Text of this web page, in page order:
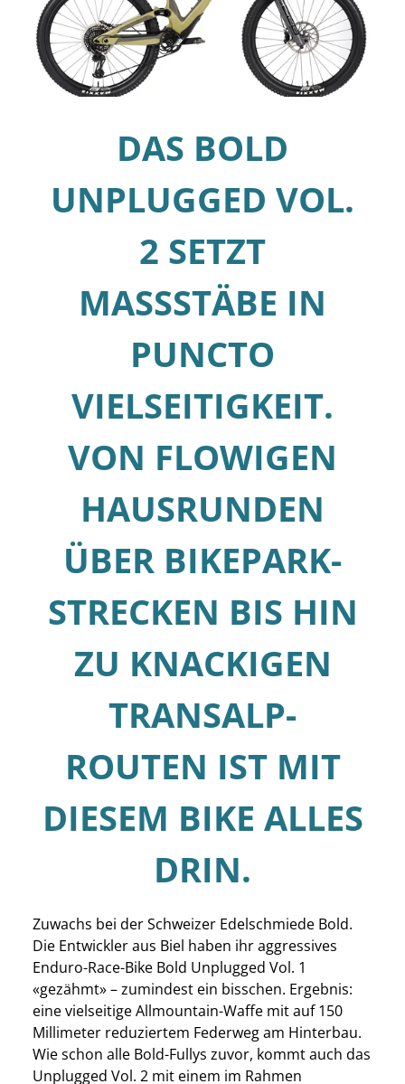
DAS BOLD
UNPLUGGED VOL.
2 SETZT
MASSSTÄBE IN
PUNCTO
VIELSEITIGKEIT.
VON FLOWIGEN
HAUSRUNDEN
ÜBER BIKEPARK-
STRECKEN BIS HIN
ZU KNACKIGEN
TRANSALP-
ROUTEN IST MIT
DIESEM BIKE ALLES
DRIN.
Zuwachs bei der Schweizer Edelschmiede Bold.
Die Entwickler aus Biel haben ihr aggressives
Enduro-Race-Bike Bold Unplugged Vol. 1
«gezähmt» – zumindest ein bisschen. Ergebnis:
eine vielseitige Allmountain-Waffe mit auf 150
Millimeter reduziertem Federweg am Hinterbau.
Wie schon alle Bold-Fullys zuvor, kommt auch das
Unplugged Vol. 2 mit einem im Rahmen